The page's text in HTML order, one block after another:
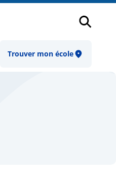
Trouver mon école